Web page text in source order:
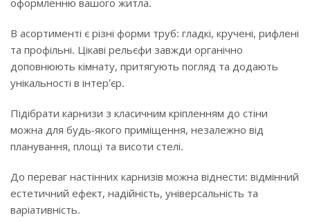
оформленню вашого житла.
В асортименті є різні форми труб: гладкі, кручені, рифлені
та профільні. Цікаві рельєфи завжди органічно
доповнюють кімнату, притягують погляд та додають
унікальності в інтер'єр.
Підібрати карнизи з класичним кріпленням до стіни
можна для будь-якого приміщення, незалежно від
планування, площі та висоти стелі.
До переваг настінних карнизів можна віднести: відмінний
естетичний ефект, надійність, універсальність та
варіативність.